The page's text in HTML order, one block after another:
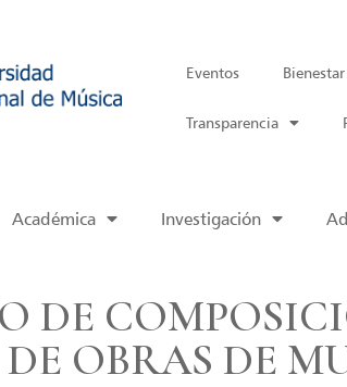
Eventos
Transparencia
Académica Investigación
DE
DE OBRAS DE